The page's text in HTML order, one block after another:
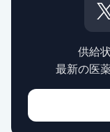
バンコマイシ
1150.80 円
バンコマイシ
供給
最新の医